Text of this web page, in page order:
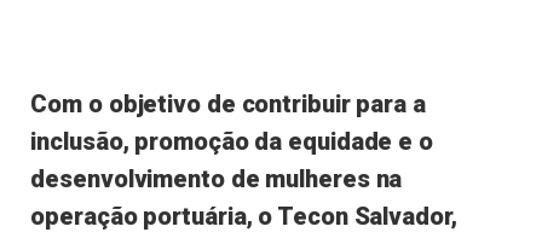
Com o objetivo de contribuir para a
inclusão, promoção da equidade e o
desenvolvimento de mulheres na
operação portuária, o Tecon Salvador,